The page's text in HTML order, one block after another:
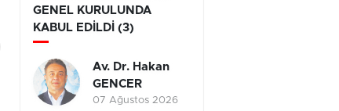
GENEL KURULUNDA
KABUL EDİLDİ (3)
Av. Dr. Hakan
GENCER
07 Ağustos 2026